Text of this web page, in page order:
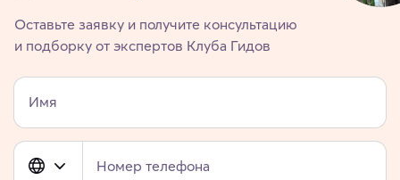
Оставьте заявку и получите консультацию
и подборку от экспертов Клуба Гидов
Имя
Номер телефона